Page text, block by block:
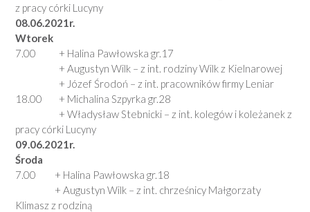
z pracy córki Lucyny
08.06.2021r.
Wtorek
7.00 + Halina Pawłowska gr.17
+ Augustyn Wilk – z int. rodziny Wilk z Kielnarowej
+ Józef Środoń – z int. pracowników firmy Leniar
18.00 + Michalina Szpyrka gr.28
+ Władysław Stebnicki – z int. kolegów i koleżanek z
pracy córki Lucyny
09.06.2021r.
Środa
7.00 + Halina Pawłowska gr.18
+ Augustyn Wilk – z int. chrześnicy Małgorzaty
Klimasz z rodziną